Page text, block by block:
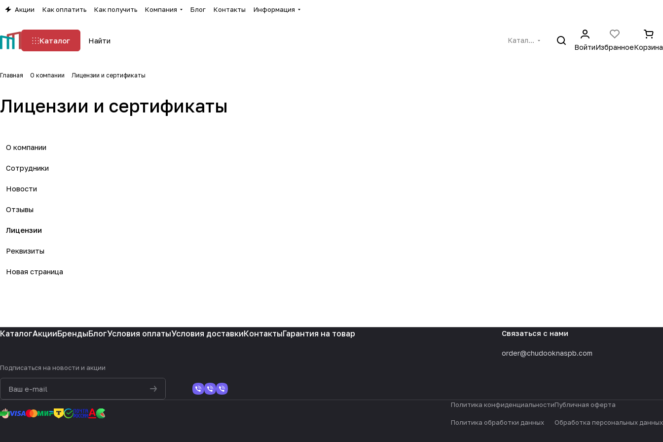
Акции Как оплатить Как получить Компания Блог Контакты Информация
Каталог
Каталог
ВойтиИзбранноеКорзина
Главная О компании Лицензии и сертификаты
Лицензии и сертификаты
О компании
Сотрудники
Новости
Отзывы
Лицензии
Реквизиты
Новая страница
КаталогАкцииБрендыБлогУсловия оплатыУсловия доставкиКонтактыГарантия на товар
Подписаться на новости и акции
Связаться с нами
order@chudooknaspb.com
Политика конфиденциальности
Политика обработки данных
Публичная оферта
Обработка персональных данных